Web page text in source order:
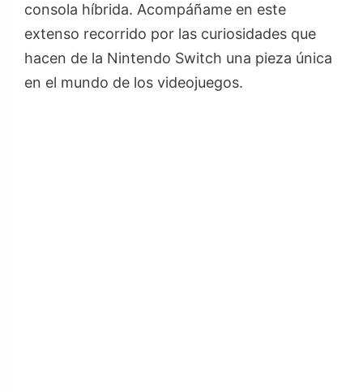
consola híbrida. Acompáñame en este
extenso recorrido por las curiosidades que
hacen de la Nintendo Switch una pieza única
en el mundo de los videojuegos.